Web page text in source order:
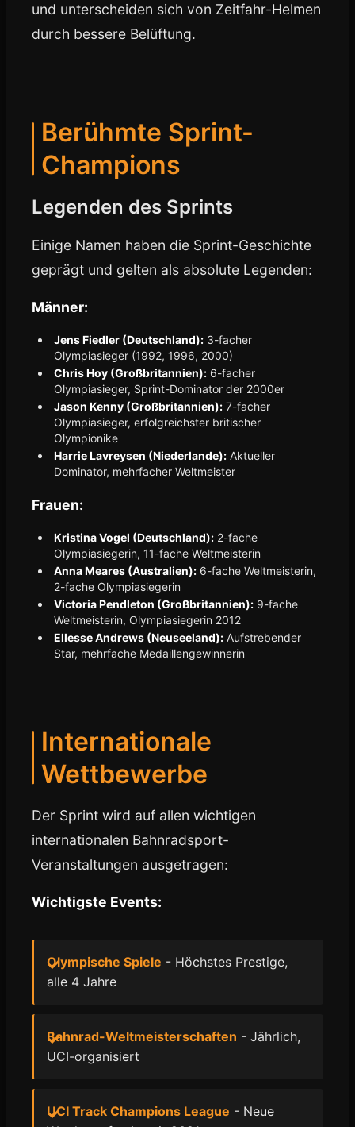
und unterscheiden sich von Zeitfahr-Helmen
durch bessere Belüftung.
Berühmte Sprint-
Champions
Legenden des Sprints
Einige Namen haben die Sprint-Geschichte
geprägt und gelten als absolute Legenden:
Männer:
Jens Fiedler (Deutschland): 3-facher
Olympiasieger (1992, 1996, 2000)
Chris Hoy (Großbritannien): 6-facher
Olympiasieger, Sprint-Dominator der 2000er
Jason Kenny (Großbritannien): 7-facher
Olympiasieger, erfolgreichster britischer
Olympionike
Harrie Lavreysen (Niederlande): Aktueller
Dominator, mehrfacher Weltmeister
Frauen:
Kristina Vogel (Deutschland): 2-fache
Olympiasiegerin, 11-fache Weltmeisterin
Anna Meares (Australien): 6-fache Weltmeisterin,
2-fache Olympiasiegerin
Victoria Pendleton (Großbritannien): 9-fache
Weltmeisterin, Olympiasiegerin 2012
Ellesse Andrews (Neuseeland): Aufstrebender
Star, mehrfache Medaillengewinnerin
Internationale
Wettbewerbe
Der Sprint wird auf allen wichtigen
internationalen Bahnradsport-
Veranstaltungen ausgetragen:
Wichtigste Events:
Olympische Spiele - Höchstes Prestige,
alle 4 Jahre
Bahnrad-Weltmeisterschaften - Jährlich,
UCI-organisiert
UCI Track Champions League - Neue